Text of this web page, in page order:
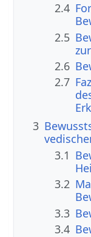
2.4
2.5
2.6
2.7
3
3.1
3.2
3.3
3.4